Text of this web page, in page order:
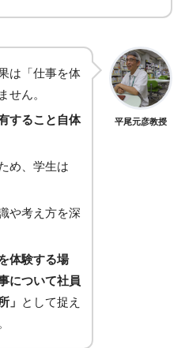
は「仕事を体
せん。
すること自体
め、学生は
や考え方を深
体験する場
について社員
」 として捉え
平尾元彦教授